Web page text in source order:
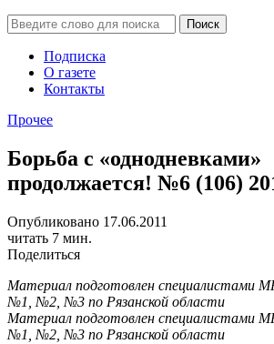
Подписка
О газете
Контакты
Прочее
Борьба с «однодневками»
продолжается! №6 (106)
Опубликовано 17.06.2011
читать 7 мин.
Поделиться
Материал подготовлен специалистами
№1, №2, №3 по Рязанской области
Материал подготовлен специалистами
№1, №2, №3 по Рязанской области